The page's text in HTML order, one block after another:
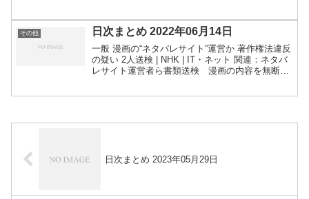
New...
その他 日次まとめ 2022年06月14日
一般 漫画の“ネタバレサイト”運営か 著作権法違反
の疑い 2人送検 | NHK | IT・ネット 関連：ネタバ
レサイト運営者ら書類送検 漫画の内容を無断掲
日次まとめ 2023年05月29日